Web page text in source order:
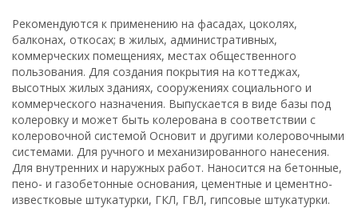
Рекомендуются к применению на фасадах, цоколях,
балконах, откосах; в жилых, административных,
коммерческих помещениях, местах общественного
пользования. Для создания покрытия на коттеджах,
высотных жилых зданиях, сооружениях социального и
коммерческого назначения. Выпускается в виде базы под
колеровку и может быть колерована в соответствии с
колеровочной системой Основит и другими колеровочными
системами. Для ручного и механизированного нанесения.
Для внутренних и наружных работ. Наносится на бетонные,
пено- и газобетонные основания, цементные и цементно-
известковые штукатурки, ГКЛ, ГВЛ, гипсовые штукатурки.